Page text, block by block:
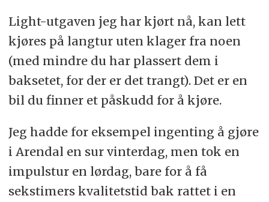
Light-utgaven jeg har kjørt nå, kan lett
kjøres på langtur uten klager fra noen
(med mindre du har plassert dem i
baksetet, for der er det trangt). Det er en
bil du finner et påskudd for å kjøre.
Jeg hadde for eksempel ingenting å gjøre
i Arendal en sur vinterdag, men tok en
impulstur en lørdag, bare for å få
sekstimers kvalitetstid bak rattet i en